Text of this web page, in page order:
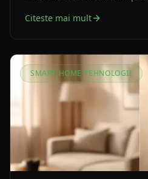
euro față de bugetul inițial.
Citeste mai mult
SMART HOME TEHNOLOGII